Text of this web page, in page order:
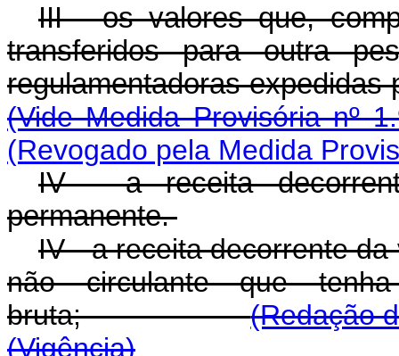
III - os valores que,
transferidos para outra
regulamentadoras
(Vide Medida Provisória nº
(Revogado pela Medida
IV - a receita
permanente.
IV - a receita decorrente
não circulante que
bruta;(Redação
(Vigência)